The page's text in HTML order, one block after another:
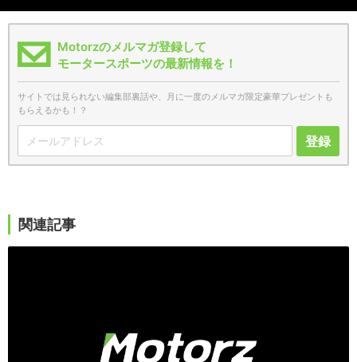
Motorzのメルマガ登録して
モータースポーツの最新情報を！
サイトでは見られない編集部裏話や、月に一度のメルマガ限定豪華プレゼントも
もらえるかも！？
登録
関連記事